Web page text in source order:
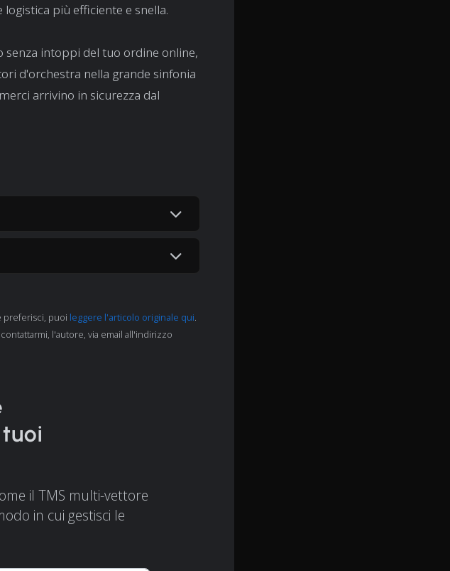
più efficiente e snella.
senza intoppi del tuo ordine online,
d'orchestra nella grande sinfonia
arrivino in sicurezza dal
preferisci, puoi leggere l'articolo originale qui
l'autore, via email all'indirizzo
il TMS multi-vettore
in cui gestisci le